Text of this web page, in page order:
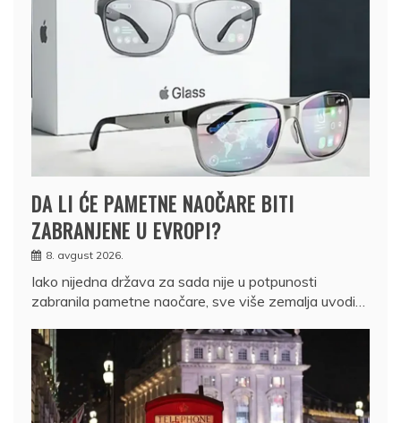
DA LI ĆE PAMETNE NAOČARE BITI
ZABRANJENE U EVROPI?
8. avgust 2026.
Iako nijedna država za sada nije u potpunosti
zabranila pametne naočare, sve više zemalja uvodi…